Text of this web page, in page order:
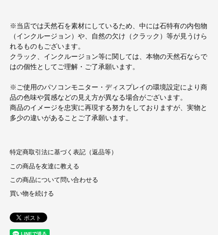
※当店では天然石を素材にしているため、中には石特有の内包物
（インクルージョン）や、自然の欠け（クラック）等が見うけら
れるものもございます。
クラック、インクルージョン等に関しては、本物の天然石ならで
はの個性としてご理解・ご了承願います。
※ご使用のパソコンモニター・ディスプレイの環境設定により商
品の色味や質感などの見え方が異なる場合がございます。
商品のイメージを忠実に再現する努力をしておりますが、実物と
多少の違いがあることご了承願います。
特定商取引法に基づく表記（返品等）
この商品を友達に教える
この商品について問い合わせる
買い物を続ける